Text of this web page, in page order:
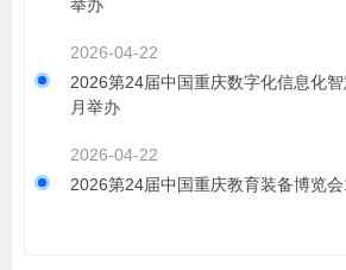
举办
2026-04-22
2026第24届中国重庆数字化信息化
月举办
2026-04-22
2026第24届中国重庆教育装备博览